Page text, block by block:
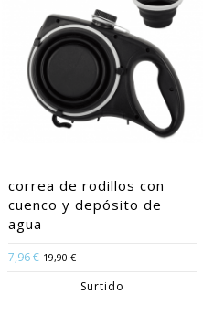
correa de rodillos con
cuenco y depósito de
agua
7,96 € 19,90 €
Surtido